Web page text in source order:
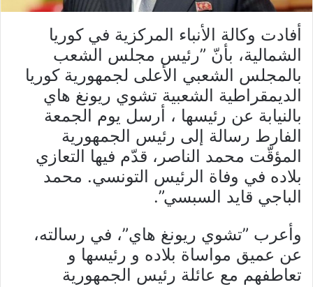
أفادت وكالة الأنباء المركزية في كوريا
الشمالية، بأنّ ”رئيس مجلس الشعب
بالمجلس الشعبي الأعلى لجمهورية كوريا
الديمقراطية الشعبية تشوي ريونغ هاي
بالنيابة عن رئيسها ، أرسل يوم الجمعة
الفارط رسالة إلى رئيس الجمهورية
المؤقّت محمد الناصر، قدّم فيها التعازي
بلاده في وفاة الرئيس التونسي. محمد
الباجي قايد السبسي”.
وأعرب ”تشوي ريونغ هاي”، في رسالته،
عن عميق مواساة بلاده و رئيسها و
تعاطفهم مع عائلة رئيس الجمهورية